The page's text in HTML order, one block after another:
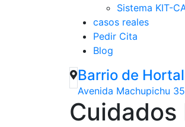
Sistema KIT-
casos reales
Pedir Cita
Blog
Barrio de
Avenida Machupichu 35